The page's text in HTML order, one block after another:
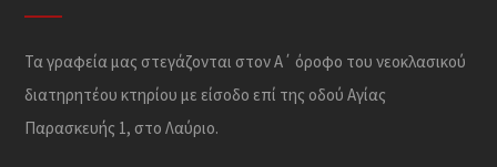
Τα γραφεία μας στεγάζονται στον Α΄ όροφο του νεοκλασικού
διατηρητέου κτηρίου με είσοδο επί της οδού Αγίας
Παρασκευής 1, στο Λαύριο.